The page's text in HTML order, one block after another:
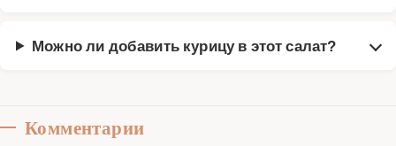
Можно ли добавить курицу в этот салат?
Комментарии